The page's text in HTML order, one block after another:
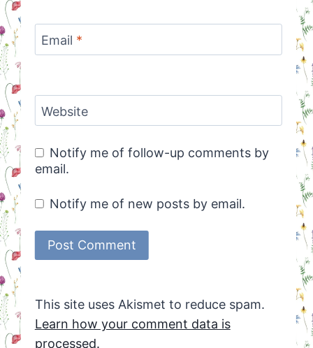
Email *
Website
Notify me of follow-up comments by
email.
Notify me of new posts by email.
This site uses Akismet to reduce spam.
Learn how your comment data is
processed.